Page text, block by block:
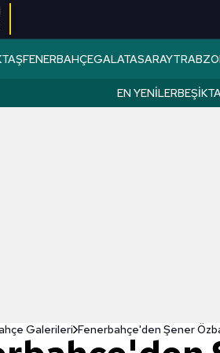
FENERBAHÇEGALATASARAY
EN YENILER
Galerileri Fenerbahçe'den Şener